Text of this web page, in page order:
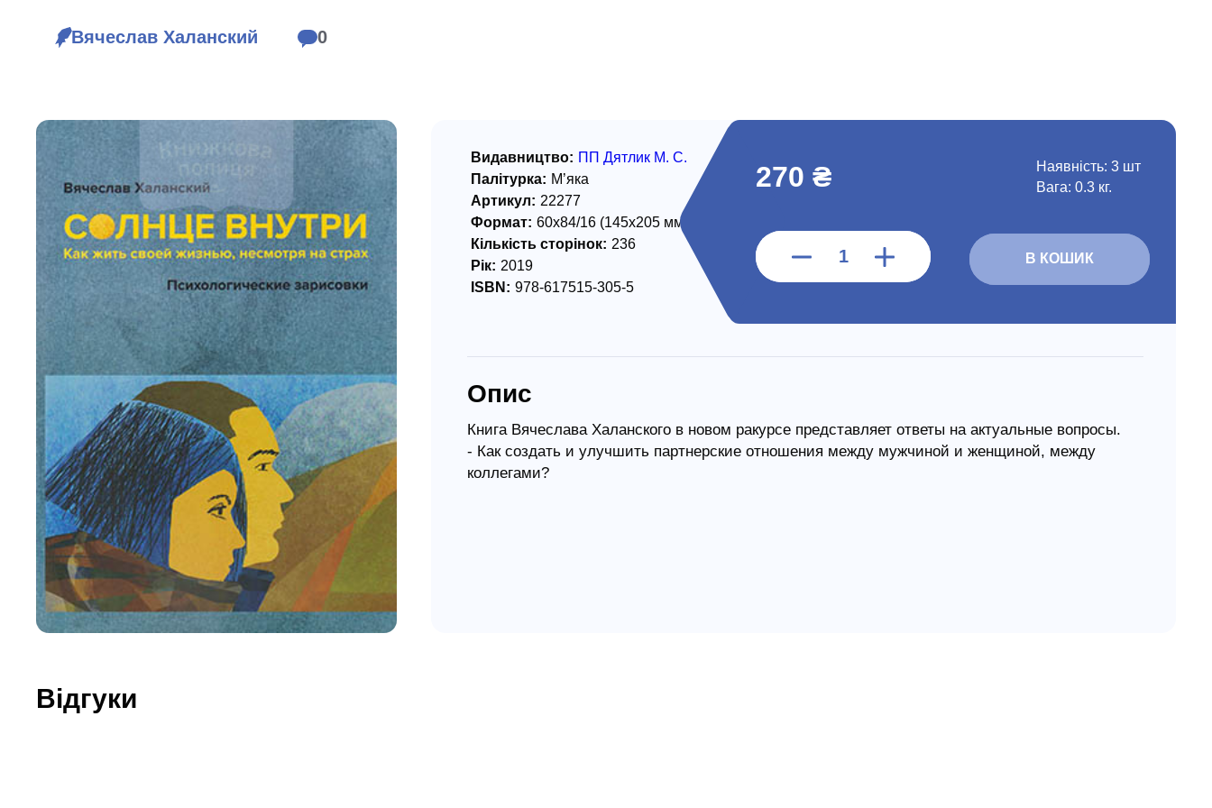
література та нові автори на нашій
полиці.
Лідерство
Нерелігійні видання
Церковні традиції
Служіння Церкви
Публіцистика
Богослів`я
Шлюб і сім`я
Здоров`я / Харчування
Юдаїзм
Огляд релігій
Художня література
Вячеслав Халанский 0
270 ₴ Наявність: 3 шт
Вага: 0.3 кг.
В КОШИК
Видавництво: ПП Дятлик М. С.
Палітурка: М’яка
Артикул: 22277
Формат: 60х84/16 (145х205 мм)
Кількість сторінок: 236
Рік: 2019
ISBN: 978-617515-305-5
Опис
Книга Вячеслава Халанского в новом ракурсе представляет ответы на актуальные вопросы.
- Как создать и улучшить партнерские отношения между мужчиной и женщиной, между
коллегами?
Відгуки